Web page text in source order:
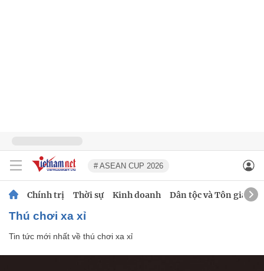
# ASEAN CUP 2026
Chính trị Thời sự Kinh doanh Dân tộc và Tôn giáo
thú chơi xa xỉ
Tin tức mới nhất về thú chơi xa xỉ